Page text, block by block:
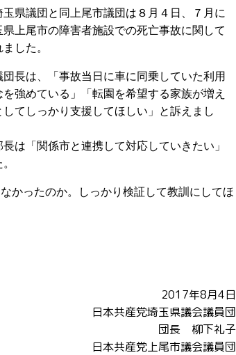
玉県議団と同上尾市議団は８月４日、７月に
上尾市の障害者施設での死亡事故に関して
した。
長は、「事故当日に車に同乗していた利用
強めている」
「転園を希望する家族が増え
てしっかり支援してほしい」と訴えまし
は「関係市と連携して対応していきたい」
かったのか。しっかり検証して教訓にしてほ
2017年8月4日
日本共産党埼玉県議会議員団
団長 柳下礼子
日本共産党上尾市議会議員団